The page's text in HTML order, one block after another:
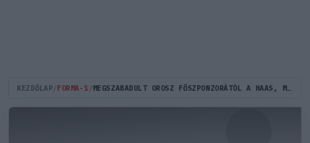
KEZDŐLAP FORMA-1 MEGSZABADULT OROSZ FŐSZPONZORÁTÓL A HAAS, MOST MÁR „CSUPASZON” A PÁLYÁN A FEHÉR AUTÓ (KÉPEK)